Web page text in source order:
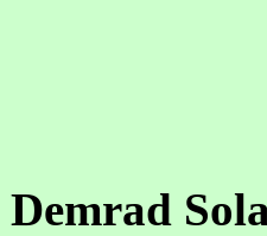
Demrad